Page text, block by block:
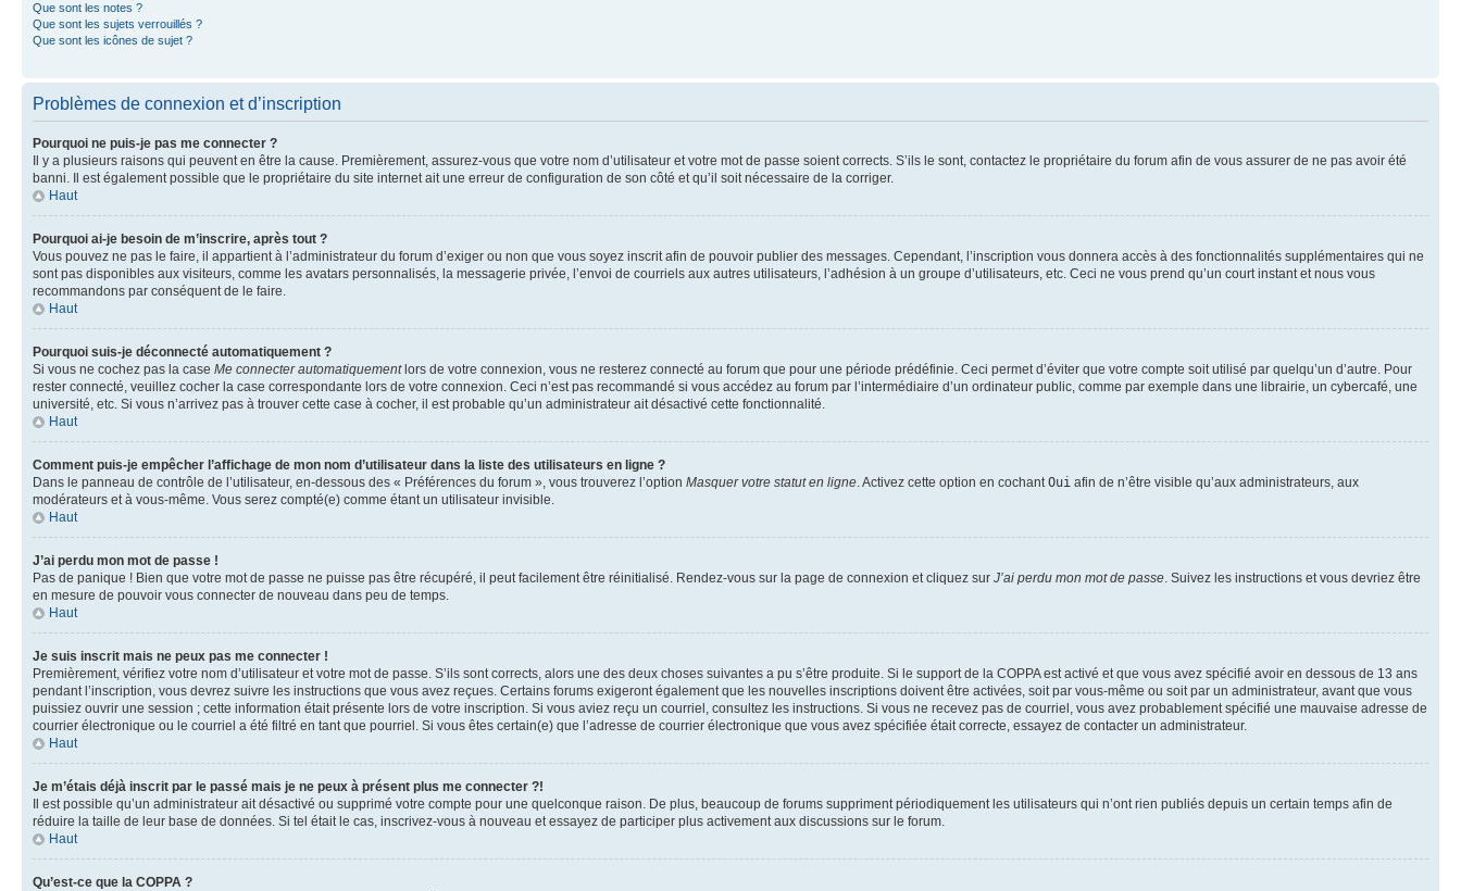
Que sont les notes ?
Que sont les sujets verrouillés ?
Que sont les icônes de sujet ?
Problèmes de connexion et d’inscription
Pourquoi ne puis-je pas me connecter ?
Il y a plusieurs raisons qui peuvent en être la cause. Premièrement, assurez-vous que votre nom d’utilisateur et votre mot de passe soient corrects. S’ils le sont, contactez le propriétaire du forum afin de vous assurer de ne pas avoir été
banni. Il est également possible que le propriétaire du site internet ait une erreur de configuration de son côté et qu’il soit nécessaire de la corriger.
Haut
Pourquoi ai-je besoin de m’inscrire, après tout ?
Vous pouvez ne pas le faire, il appartient à l’administrateur du forum d’exiger ou non que vous soyez inscrit afin de pouvoir publier des messages. Cependant, l’inscription vous donnera accès à des fonctionnalités supplémentaires qui ne
sont pas disponibles aux visiteurs, comme les avatars personnalisés, la messagerie privée, l’envoi de courriels aux autres utilisateurs, l’adhésion à un groupe d’utilisateurs, etc. Ceci ne vous prend qu’un court instant et nous vous
recommandons par conséquent de le faire.
Haut
Pourquoi suis-je déconnecté automatiquement ?
Si vous ne cochez pas la case Me connecter automatiquementlors de votre connexion, vous ne resterez connecté au forum que pour une période prédéfinie. Ceci permet d’éviter que votre compte soit utilisé par quelqu’un d’autre. Pour
rester connecté, veuillez cocher la case correspondante lors de votre connexion. Ceci n’est pas recommandé si vous accédez au forum par l’intermédiaire d’un ordinateur public, comme par exemple dans une librairie, un cybercafé, une
université, etc. Si vous n’arrivez pas à trouver cette case à cocher, il est probable qu’un administrateur ait désactivé cette fonctionnalité.
Haut
Comment puis-je empêcher l’affichage de mon nom d’utilisateur dans la liste des utilisateurs en ligne ?
Dans le panneau de contrôle de l’utilisateur, en-dessous des « Préférences du forum », vous trouverez l’option Masquer votre statut en ligne. Activez cette option en cochantOui afin de n’être visible qu’aux administrateurs, aux
modérateurs et à vous-même. Vous serez compté(e) comme étant un utilisateur invisible.
Haut
J’ai perdu mon mot de passe !
Pas de panique ! Bien que votre mot de passe ne puisse pas être récupéré, il peut facilement être réinitialisé. Rendez-vous sur la page de connexion et cliquez sur J’ai perdu mon mot de passe. Suivez les instructions et vous devriez être
en mesure de pouvoir vous connecter de nouveau dans peu de temps.
Haut
Je suis inscrit mais ne peux pas me connecter !
Premièrement, vérifiez votre nom d’utilisateur et votre mot de passe. S’ils sont corrects, alors une des deux choses suivantes a pu s’être produite. Si le support de la COPPA est activé et que vous avez spécifié avoir en dessous de 13 ans
pendant l’inscription, vous devrez suivre les instructions que vous avez reçues. Certains forums exigeront également que les nouvelles inscriptions doivent être activées, soit par vous-même ou soit par un administrateur, avant que vous
puissiez ouvrir une session ; cette information était présente lors de votre inscription. Si vous aviez reçu un courriel, consultez les instructions. Si vous ne recevez pas de courriel, vous avez probablement spécifié une mauvaise adresse de
courrier électronique ou le courriel a été filtré en tant que pourriel. Si vous êtes certain(e) que l’adresse de courrier électronique que vous avez spécifiée était correcte, essayez de contacter un administrateur.
Haut
Je m’étais déjà inscrit par le passé mais je ne peux à présent plus me connecter ?!
Il est possible qu’un administrateur ait désactivé ou supprimé votre compte pour une quelconque raison. De plus, beaucoup de forums suppriment périodiquement les utilisateurs qui n’ont rien publiés depuis un certain temps afin de
réduire la taille de leur base de données. Si tel était le cas, inscrivez-vous à nouveau et essayez de participer plus activement aux discussions sur le forum.
Haut
Qu’est-ce que la COPPA ?